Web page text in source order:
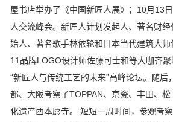
屋书店举办了《中国新匠人展》；10月13
人交流峰会。新匠人计划发起人、著名财经
始人、著名歌手林依轮和日本当代建筑大
11品牌LOGO设计师佐藤可士和等大咖齐
“新匠人与传统工艺的未来”高峰论坛。随后
都、大阪考察了TOPPAN、京瓷、丰田、
化遗产西本愿寺。 短短一周时间，参观考